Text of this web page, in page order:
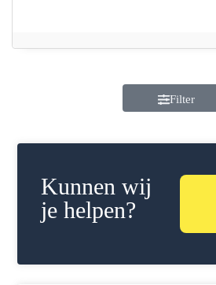
Filter
Kunnen wij
je helpen?